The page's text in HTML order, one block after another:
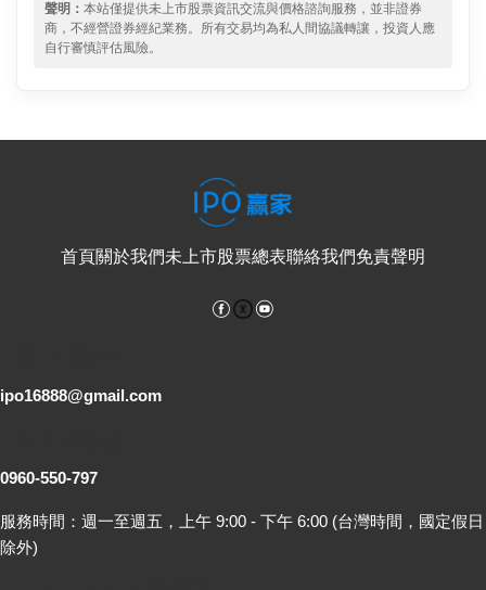
聲明： 本站僅提供未上市股票資訊交流與價格諮詢服務，並非證券
商，不經營證券經紀業務。所有交易均為私人間協議轉讓，投資人應
自行審慎評估風險。
首頁關於我們未上市股票總表聯絡我們免責聲明
Facebook
ipo16888@gmail.com
0960-550-797
服務時間：週一至週五，上午 9:00 - 下午 6:00 (台灣時間，國定假日
除外)